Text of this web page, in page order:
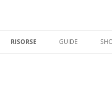
RISORSE GUIDE